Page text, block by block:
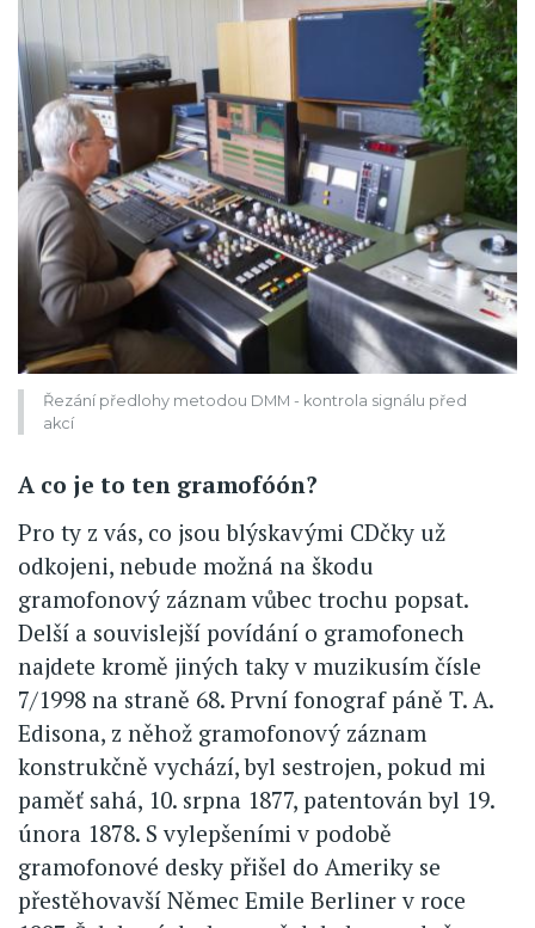
Řezání předlohy metodou DMM - kontrola signálu před
akcí
A co je to ten gramofóón?
Pro ty z vás, co jsou blýskavými CDčky už
odkojeni, nebude možná na škodu
gramofonový záznam vůbec trochu popsat.
Delší a souvislejší povídání o gramofonech
najdete kromě jiných taky v muzikusím čísle
7/1998 na straně 68. První fonograf páně T. A.
Edisona, z něhož gramofonový záznam
konstrukčně vychází, byl sestrojen, pokud mi
paměť sahá, 10. srpna 1877, patentován byl 19.
února 1878. S vylepšeními v podobě
gramofonové desky přišel do Ameriky se
přestěhovavší Němec Emile Berliner v roce